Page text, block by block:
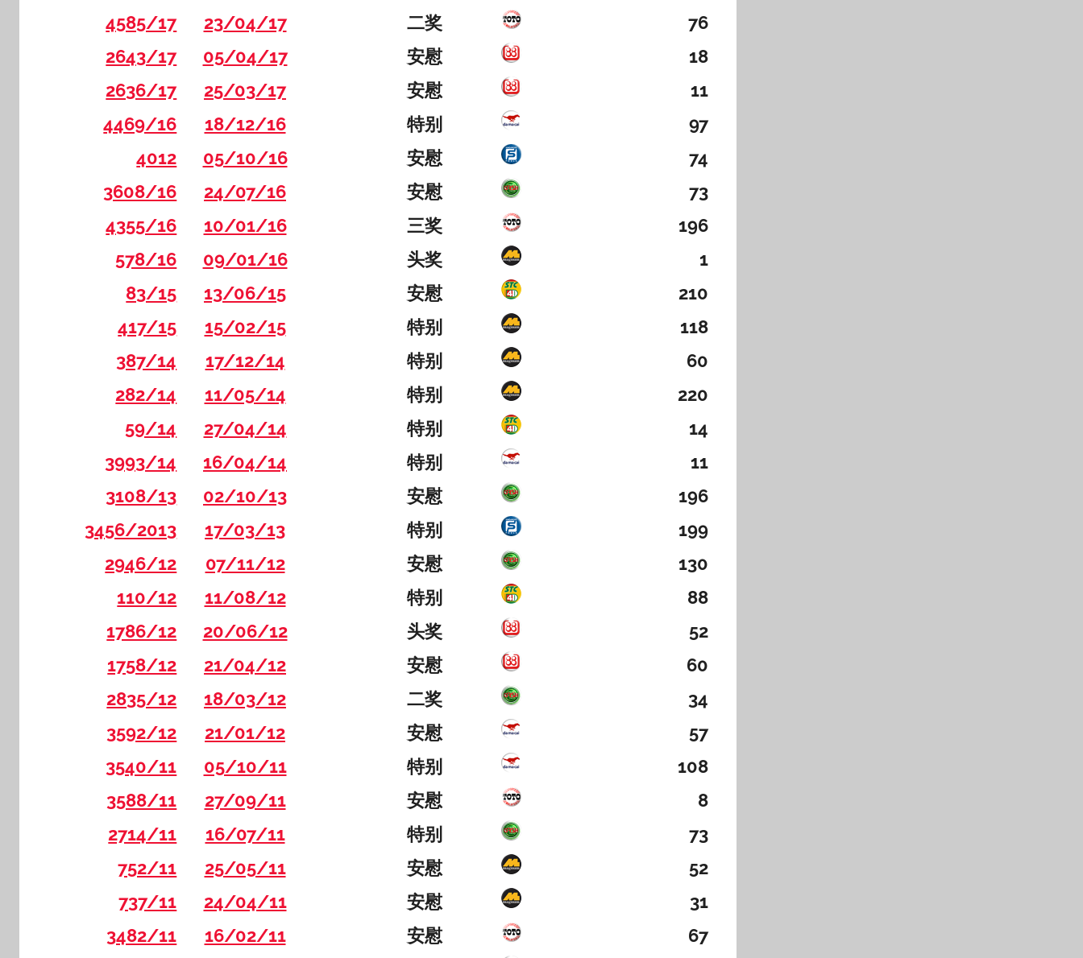
4585/17
23/04/17 二奖
76
2643/17
05/04/17 安慰
18
2636/17
25/03/17 安慰
11
4469/16
18/12/16 特别
97
4012
05/10/16 安慰
74
3608/16
24/07/16 安慰
73
4355/16
10/01/16 三奖
196
578/16
09/01/16 头奖
1
83/15
13/06/15 安慰
210
417/15
15/02/15 特别
118
387/14
17/12/14 特别
60
282/14
11/05/14 特别
220
59/14
27/04/14 特别
14
3993/14
16/04/14 特别
11
3108/13
02/10/13 安慰
196
3456/2013
17/03/13 特别
199
2946/12
07/11/12 安慰
130
110/12
11/08/12 特别
88
1786/12
20/06/12 头奖
52
1758/12
21/04/12 安慰
60
2835/12
18/03/12 二奖
34
3592/12
21/01/12 安慰
57
3540/11
05/10/11 特别
108
3588/11
27/09/11 安慰
8
2714/11
16/07/11 特别
73
752/11
25/05/11 安慰
52
737/11
24/04/11 安慰
31
3482/11
16/02/11 安慰 67